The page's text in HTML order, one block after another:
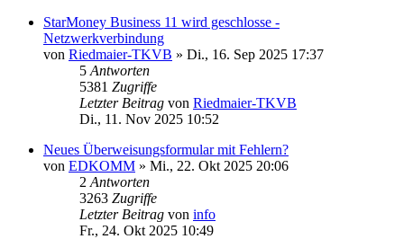
StarMoney Business 11 wird geschlosse -
Netzwerkverbindung
von Riedmaier-TKVB » Di., 16. Sep 2025 17:37
5 Antworten
5381 Zugriffe
Letzter Beitrag von Riedmaier-TKVB
Di., 11. Nov 2025 10:52
Neues Überweisungsformular mit Fehlern?
von EDKOMM » Mi., 22. Okt 2025 20:06
2 Antworten
3263 Zugriffe
Letzter Beitrag von info
Fr., 24. Okt 2025 10:49